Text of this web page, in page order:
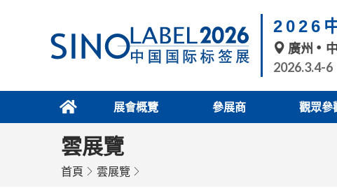
2026
廣州
2026.3.4-6
展會概覽 參展商 觀眾參
雲展覽
首頁 雲展覽